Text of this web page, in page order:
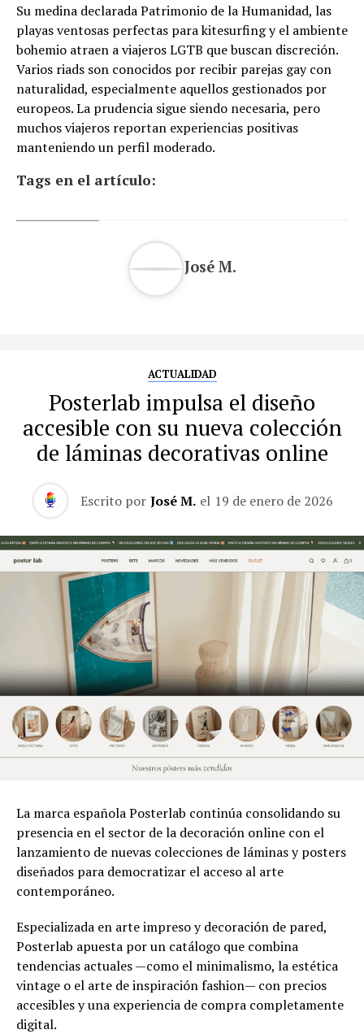
Su medina declarada Patrimonio de la Humanidad, las
playas ventosas perfectas para kitesurfing y el ambiente
bohemio atraen a viajeros LGTB que buscan discreción.
Varios riads son conocidos por recibir parejas gay con
naturalidad, especialmente aquellos gestionados por
europeos. La prudencia sigue siendo necesaria, pero
muchos viajeros reportan experiencias positivas
manteniendo un perfil moderado.
Tags en el artículo:
José M.
ACTUALIDAD
Posterlab impulsa el diseño
accesible con su nueva colección
de láminas decorativas online
Escrito por José M. el 19 de enero de 2026
La marca española Posterlab continúa consolidando su
presencia en el sector de la decoración online con el
lanzamiento de nuevas colecciones de láminas y posters
diseñados para democratizar el acceso al arte
contemporáneo.
Especializada en arte impreso y decoración de pared,
Posterlab apuesta por un catálogo que combina
tendencias actuales —como el minimalismo, la estética
vintage o el arte de inspiración fashion— con precios
accesibles y una experiencia de compra completamente
digital.